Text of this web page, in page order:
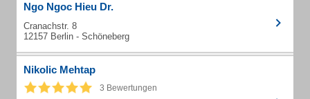
Ngo Ngoc Hieu Dr.
Cranachstr. 8
12157 Berlin - Schöneberg
Nikolic Mehtap
3 Bewertungen